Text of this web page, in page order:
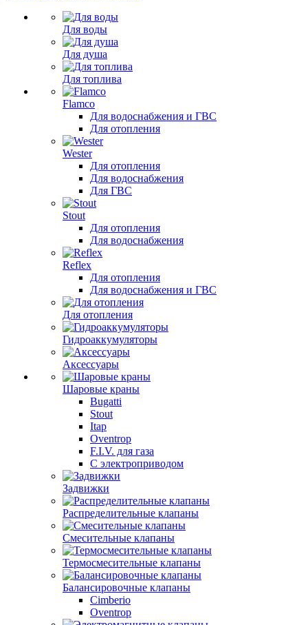
Для воды
Для душа
Для топлива
Flamco
Для водоснабжения и ГВС
Для отопления
Wester
Для отопления
Для водоснабжения
Для ГВС
Stout
Для отопления
Для водоснабжения
Reflex
Для отопления
Для водоснабжения и ГВС
Для отопления
Гидроаккумуляторы
Аксессуары
Шаровые краны
Bugatti
Stout
Itap
Oventrop
F.I.V. для газа
С электроприводом
Задвижки
Распределительные клапаны
Cмесительные клапаны
Термосмесительные клапаны
Балансировочные клапаны
Cimberio
Oventrop